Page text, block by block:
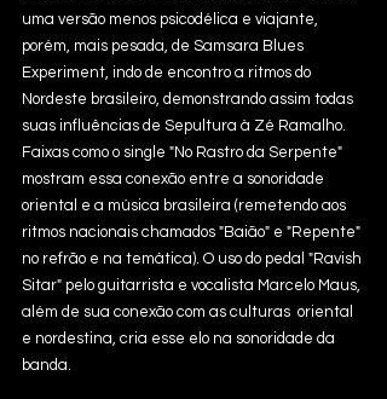
uma versão menos psicodélica e viajante,
porém, mais pesada, de Samsara Blues
Experiment, indo de encontro a ritmos do
Nordeste brasileiro, demonstrando assim todas
suas influências de Sepultura à Zé Ramalho.
Faixas como o single "No Rastro da Serpente"
mostram essa conexão entre a sonoridade
oriental e a música brasileira (remetendo aos
ritmos nacionais chamados "Baião" e "Repente"
no refrão e na temática). O uso do pedal "Ravish
Sitar" pelo guitarrista e vocalista Marcelo Maus,
além de sua conexão com as culturas  oriental
e nordestina, cria esse elo na sonoridade da
banda.